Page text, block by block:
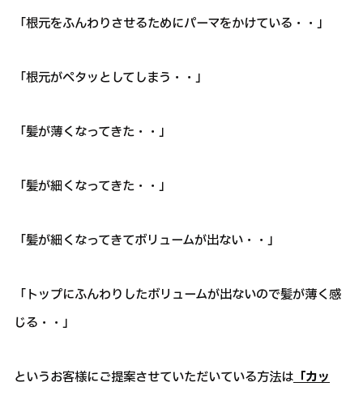
「根元をふんわりさせるためにパーマをかけている・・」
「根元がペタッとしてしまう・・」
「髪が薄くなってきた・・」
「髪が細くなってきた・・」
「髪が細くなってきてボリュームが出ない・・」
「トップにふんわりしたボリュームが出ないので髪が薄く感
じる・・」
というお客様にご提案させていただいている方法は 「カッ